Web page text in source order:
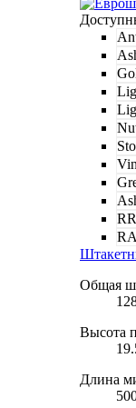
Общая
Высота
Длина